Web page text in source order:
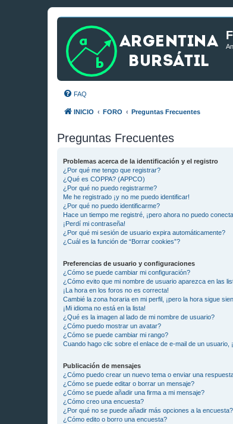
FAQ
INICIO FORO Preguntas Frecuentes
Preguntas Frecuentes
Problemas acerca de la identificación y el registro
¿Por qué me tengo que registrar?
¿Qué es COPPA? (APPCO)
¿Por qué no puedo registrarme?
Me he registrado ¡y no me puedo identificar!
¿Por qué no puedo identificarme?
Hace un tiempo me registré, ¡pero ahora no puedo
¡Perdí mi contraseña!
¿Por qué mi sesión de usuario expira automáticamente?
¿Cuál es la función de “Borrar cookies”?
Preferencias de usuario y configuraciones
¿Cómo se puede cambiar mi configuración?
¿Cómo evito que mi nombre de usuario aparezca en las
¡La hora en los foros no es correcta!
Cambié la zona horaria en mi perfil, ¡pero la hora sigue
¡Mi idioma no está en la lista!
¿Qué es la imagen al lado de mi nombre de usuario?
¿Cómo puedo mostrar un avatar?
¿Cómo se puede cambiar mi rango?
Cuando hago clic sobre el enlace de e-mail de un usuario,
Publicación de mensajes
¿Cómo puedo crear un nuevo tema o enviar una
¿Cómo se puede editar o borrar un mensaje?
¿Cómo se puede añadir una firma a mi mensaje?
¿Cómo creo una encuesta?
¿Por qué no se puede añadir más opciones a la encuesta?
¿Cómo edito o borro una encuesta?